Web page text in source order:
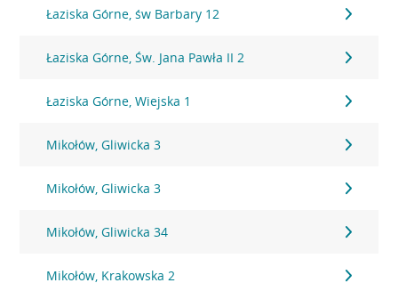
Łaziska Górne, św Barbary 12
Łaziska Górne, Św. Jana Pawła II 2
Łaziska Górne, Wiejska 1
Mikołów, Gliwicka 3
Mikołów, Gliwicka 3
Mikołów, Gliwicka 34
Mikołów, Krakowska 2